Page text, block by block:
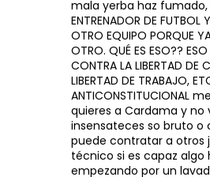
mala yerba haz fumado,
ENTRENADOR DE FUTBOL
OTRO EQUIPO PORQUE
OTRO. QUÉ ES ESO??
CONTRA LA LIBERTAD DE
LIBERTAD DE TRABAJO,
ANTICONSTITUCIONAL
quieres a Cardama y
insensateces so bruto o
puede contratar a otros
técnico si es capaz algo
empezando por un